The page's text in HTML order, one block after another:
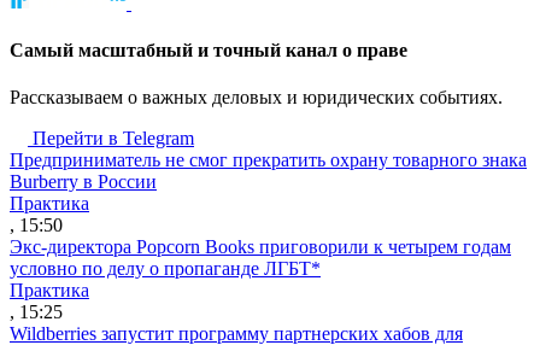
Cамый масштабный и точный канал о праве
Рассказываем о важных деловых и юридических событиях.
Перейти в Telegram
Предприниматель не смог прекратить охрану товарного знака
Burberry в России
Практика
, 15:50
Экс-директора Popcorn Books приговорили к четырем годам
условно по делу о пропаганде ЛГБТ*
Практика
, 15:25
Wildberries запустит программу партнерских хабов для